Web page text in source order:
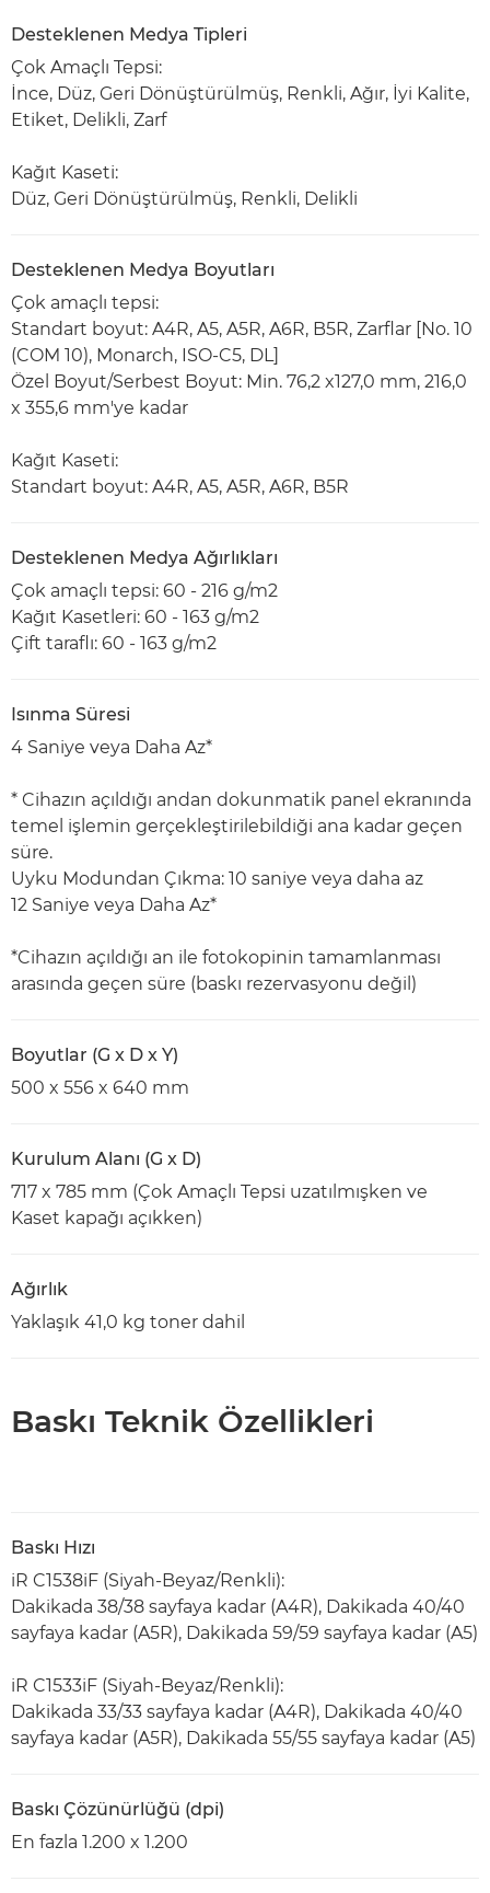
Desteklenen Medya Tipleri
Çok Amaçlı Tepsi:
İnce, Düz, Geri Dönüştürülmüş, Renkli, Ağır, İyi Kalite,
Etiket, Delikli, Zarf
Kağıt Kaseti:
Düz, Geri Dönüştürülmüş, Renkli, Delikli
Desteklenen Medya Boyutları
Çok amaçlı tepsi:
Standart boyut: A4R, A5, A5R, A6R, B5R, Zarflar [No. 10
(COM 10), Monarch, ISO-C5, DL]
Özel Boyut/Serbest Boyut: Min. 76,2 x127,0 mm, 216,0
x 355,6 mm'ye kadar
Kağıt Kaseti:
Standart boyut: A4R, A5, A5R, A6R, B5R
Desteklenen Medya Ağırlıkları
Çok amaçlı tepsi: 60 - 216 g/m2
Kağıt Kasetleri: 60 - 163 g/m2
Çift taraflı: 60 - 163 g/m2
Isınma Süresi
4 Saniye veya Daha Az*
* Cihazın açıldığı andan dokunmatik panel ekranında
temel işlemin gerçekleştirilebildiği ana kadar geçen
süre.
Uyku Modundan Çıkma: 10 saniye veya daha az
12 Saniye veya Daha Az*
*Cihazın açıldığı an ile fotokopinin tamamlanması
arasında geçen süre (baskı rezervasyonu değil)
Boyutlar (G x D x Y)
500 x 556 x 640 mm
Kurulum Alanı (G x D)
717 x 785 mm (Çok Amaçlı Tepsi uzatılmışken ve
Kaset kapağı açıkken)
Ağırlık
Yaklaşık 41,0 kg toner dahil
Baskı Teknik Özellikleri
Baskı Hızı
iR C1538iF (Siyah-Beyaz/Renkli):
Dakikada 38/38 sayfaya kadar (A4R), Dakikada 40/40
sayfaya kadar (A5R), Dakikada 59/59 sayfaya kadar (A5)
iR C1533iF (Siyah-Beyaz/Renkli):
Dakikada 33/33 sayfaya kadar (A4R), Dakikada 40/40
sayfaya kadar (A5R), Dakikada 55/55 sayfaya kadar (A5)
Baskı Çözünürlüğü (dpi)
En fazla 1.200 x 1.200